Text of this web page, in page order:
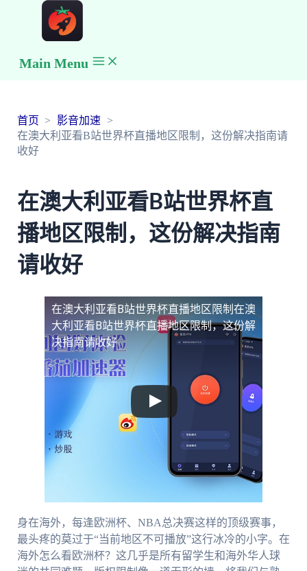
Main Menu
首页
影音加速
在澳大利亚看B站世界杯直播地区限制，这份解决指南请
收好
在澳大利亚看B站世界杯直
播地区限制，这份解决指南
请收好
在澳大利亚看B站世界杯直播地区限制 在澳
大利亚看B站世界杯直播地区限制，这份解
决指南请收好
身在海外，每逢欧洲杯、NBA总决赛这样的顶级赛事，
最头疼的莫过于“当前地区不可播放”这行冰冷的小字。在
海外怎么看欧洲杯？这几乎是所有留学生和海外华人球